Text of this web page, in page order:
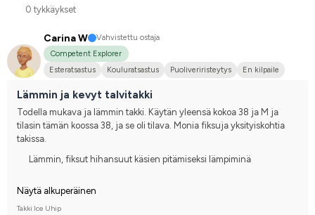
0 tykkäykset
Carina W
Vahvistettu ostaja
Competent Explorer
Esteratsastus
Kouluratsastus Puoliveriristeytys En kilpaile
Lämmin ja kevyt talvitakki
Todella mukava ja lämmin takki. Käytän yleensä kokoa 38 ja M ja
tilasin tämän koossa 38, ja se oli tilava. Monia fiksuja yksityiskohtia
takissa.
Lämmin, fiksut hihansuut käsien pitämiseksi lämpiminä
Näytä alkuperäinen
Takki Ice Uhip